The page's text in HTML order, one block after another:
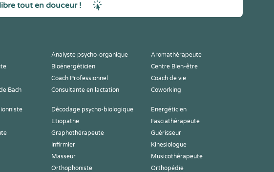
tout en douceur !
Analyste psycho-organique
Aromathérapeute
Bioénergéticien
Centre Bien-être
Coach Professionnel
Coach de vie
Bach Consultante en lactation Coworking
Décodage psycho-biologique
Energéticien
Etiopathe
Fasciathérapeute
Graphothérapeute
Guérisseur
Infirmier
Kinesiologue
Masseur
Musicothérapeute
Orthophoniste
Orthopédie